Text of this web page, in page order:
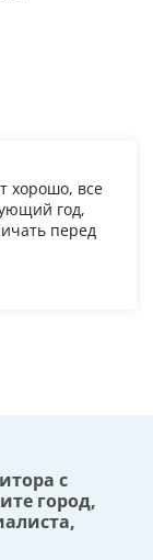
хорошо, все
год,
перед
с
город,